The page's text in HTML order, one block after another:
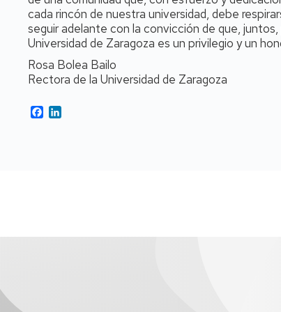
cada rincón de nuestra universidad, debe
seguir adelante con la convicción de que,
Universidad de Zaragoza es un privilegio y un
Rosa Bolea Bailo
Rectora de la Universidad de Zaragoza
Facebook